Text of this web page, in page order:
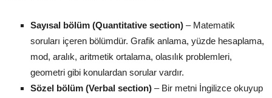
Sayısal bölüm (Quantitative section) – Matematik
soruları içeren bölümdür. Grafik anlama, yüzde hesaplama,
mod, aralık, aritmetik ortalama, olasılık problemleri,
geometri gibi konulardan sorular vardır.
Sözel bölüm (Verbal section) – Bir metni İngilizce okuyup